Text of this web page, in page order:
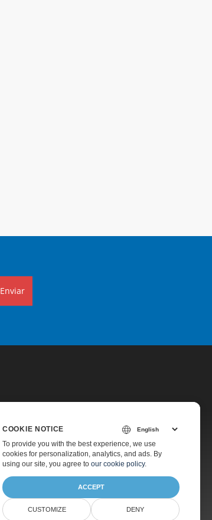
Enviar
Preços
Suporte Pago
Sobre
COOKIE NOTICE
To provide you with the best experience, we use
cookies for personalization, analytics, and ads. By
using our site, you agree to our cookie policy.
ACCEPT
CUSTOMIZE DENY